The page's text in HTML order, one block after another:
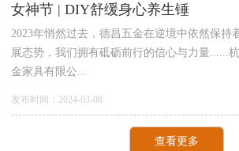
女神节 | DIY舒缓身心养生锤
2023年悄然过去，德昌五金在逆境中依然保持
展态势，我们拥有砥砺前行的信心与力量......
金家具有限公...
发布时间：2024-03-08
查看更多